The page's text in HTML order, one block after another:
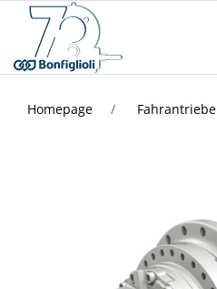
Homepage Fahrantriebe